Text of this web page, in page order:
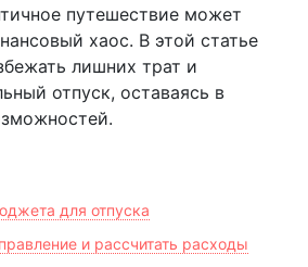
путешествие может
хаос. В этой статье
лишних трат и
отпуск, оставаясь в
для отпуска
и рассчитать расходы